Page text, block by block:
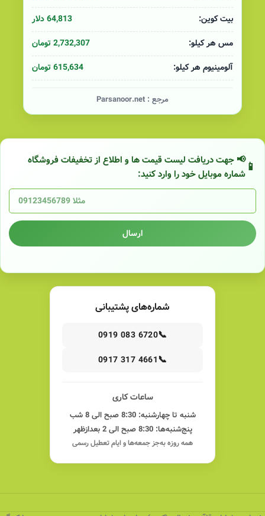
بیت کوین:
64,813 دلار
مس هر کیلو:
2,732,307 تومان
آلومینیوم هر کیلو:
615,634 تومان
مرجع : Parsanoor.net
📢 جهت دریافت لیست قیمت ها و اطلاع از تخفیفات فروشگاه
شماره موبایل خود را وارد کنید:
ارسال
شماره‌های پشتیبانی
📞
0919 083 6720
📞
0917 317 4661
ساعات کاری
شنبه تا چهارشنبه: 8:30 صبح الی 8 شب
پنج‌شنبه‌ها: 8:30 صبح الی 2 بعدازظهر
همه روزه به‌جز جمعه‌ها و ایام تعطیل رسمی